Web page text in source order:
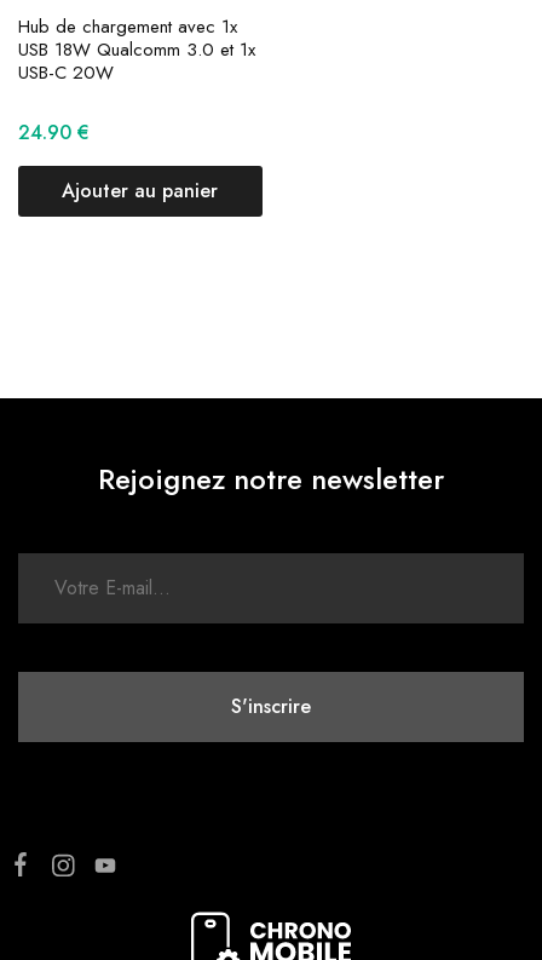
Hub de chargement avec 1x
USB 18W Qualcomm 3.0 et 1x
USB-C 20W
24.90 €
Ajouter au panier
Rejoignez notre newsletter